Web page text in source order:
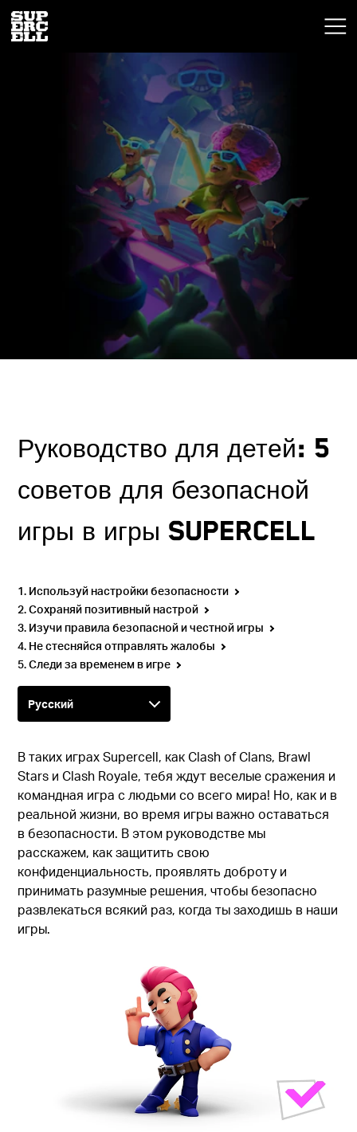
Руководство для детей: 5
советов для безопасной
игры в игры Supercell
1. Используй настройки безопасности
2. Сохраняй позитивный настрой
3. Изучи правила безопасной и честной игры
4. Не стесняйся отправлять жалобы
5. Следи за временем в игре
В таких играх Supercell, как Clash of Clans, Brawl
Stars и Clash Royale, тебя ждут веселые сражения и
командная игра с людьми со всего мира! Но, как и в
реальной жизни, во время игры важно оставаться
в безопасности. В этом руководстве мы
расскажем, как защитить свою
конфиденциальность, проявлять доброту и
принимать разумные решения, чтобы безопасно
развлекаться всякий раз, когда ты заходишь в наши
игры.